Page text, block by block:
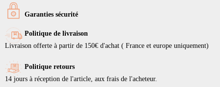
Garanties sécurité
Politique de livraison
Livraison offerte à partir de 150€ d'achat ( France et europe uniquement)
Politique retours
14 jours à réception de l'article, aux frais de l'acheteur.